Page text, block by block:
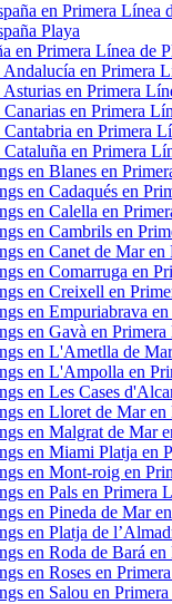
en Primera Línea
Playa
en Primera Línea de
en Primera
en Primera
en Primera
en Primera
en Primera
en Blanes en
en Cadaqués en
en Calella en
en Cambrils en
en Canet de Mar en
en Comarruga en
en Creixell en
en Empuriabrava
en Gavà en Primera
en L'Ametlla de
en L'Ampolla en
en Les Cases
en Lloret de Mar en
en Malgrat de Mar
en Miami Platja en
en Mont-roig en
en Pals en Primera
en Pineda de Mar
en Platja de
en Roda de Bará
en Roses en
en Salou en